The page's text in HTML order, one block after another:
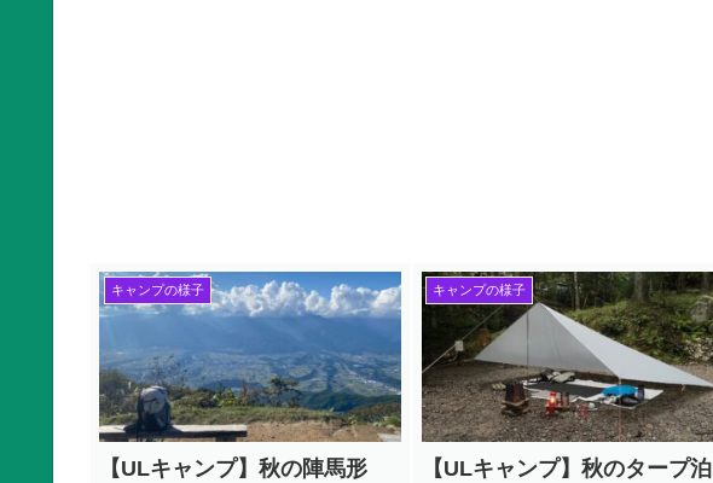
キャンプの様子
【ULキャンプ】秋の陣馬形
キャンプの様子
【ULキャンプ】秋のタープ泊